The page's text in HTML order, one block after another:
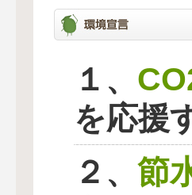
１、
を応援
２、 節